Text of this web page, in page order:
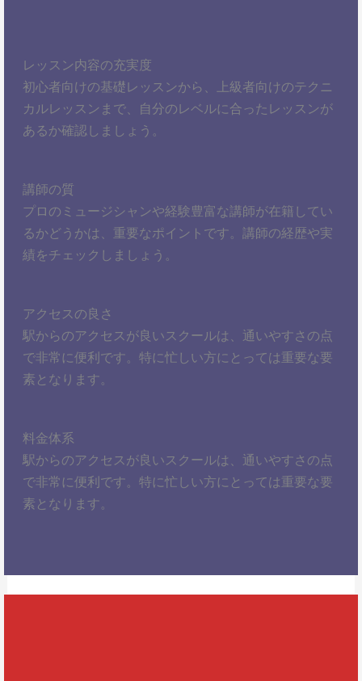
レッスン内容の充実度
初心者向けの基礎レッスンから、上級者向けのテクニ
カルレッスンまで、自分のレベルに合ったレッスンが
あるか確認しましょう。
講師の質
プロのミュージシャンや経験豊富な講師が在籍してい
るかどうかは、重要なポイントです。講師の経歴や実
績をチェックしましょう。
アクセスの良さ
駅からのアクセスが良いスクールは、通いやすさの点
で非常に便利です。特に忙しい方にとっては重要な要
素となります。
料金体系
駅からのアクセスが良いスクールは、通いやすさの点
で非常に便利です。特に忙しい方にとっては重要な要
素となります。